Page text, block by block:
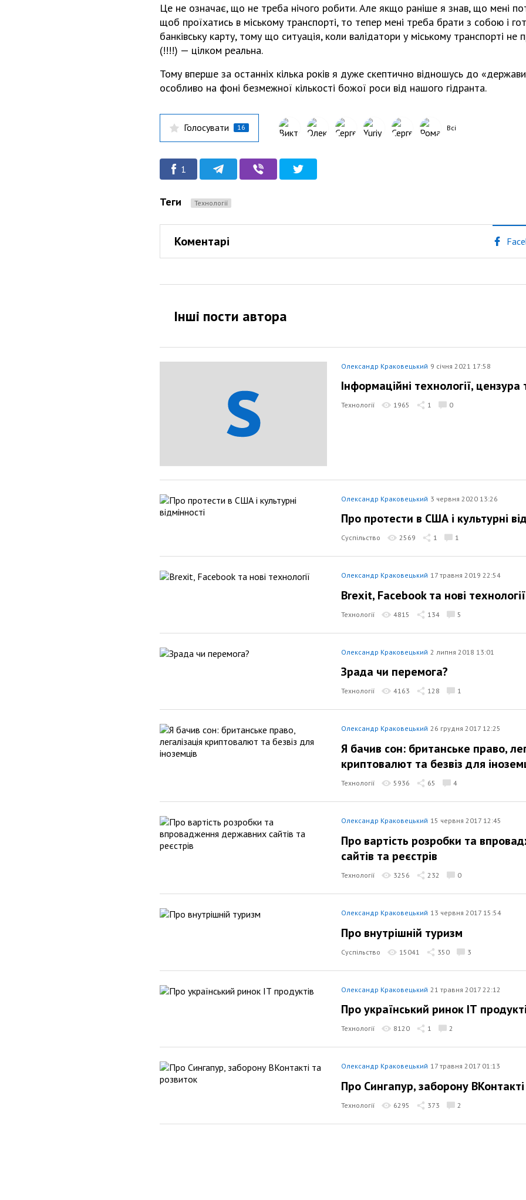
Це не означає, що не треба нічого робити. Але якщо раніше я знав, що мені
щоб проїхатись в міському транспорті, то тепер мені треба брати з собою і
банківську карту, тому що ситуація, коли валідатори у міському транспорті
(!!!!) — цілком реальна.
Тому вперше за останніх кілька років я дуже скептично відношусь до
особливо на фоні безмежної кількості божої роси від нашого гідранта.
Голосувати 16 Всі
1
Теги Технології
Коментарі
Інші пости автора
Олександр Краковецький 9 січня 2021 17:58
Інформаційні технології,
Технології 1965 1 0
Олександр Краковецький 3 червня 2020 13:26
Про протести в США і культурні
Суспільство 2569 1 1
Олександр Краковецький 17 травня 2019 22:54
Brexit, Facebook та нові технології
Технології 4815 134 5
Олександр Краковецький 2 липня 2018 13:01
Зрада чи перемога?
Технології 4163 128 1
Олександр Краковецький 26 грудня 2017 12:25
Я бачив сон: британське право,
криптовалют та безвіз для
Технології 5936 65 4
Олександр Краковецький 15 червня 2017 12:45
Про вартість розробки та
сайтів та реєстрів
Технології 3256 232 0
Олександр Краковецький 13 червня 2017 15:54
Про внутрішній туризм
Суспільство 15041 350 3
Олександр Краковецький 21 травня 2017 22:12
Про український ринок ІТ
Технології 8120 1 2
Олександр Краковецький 17 травня 2017 01:13
Про Сингапур, заборону
Технології 6295 373 2